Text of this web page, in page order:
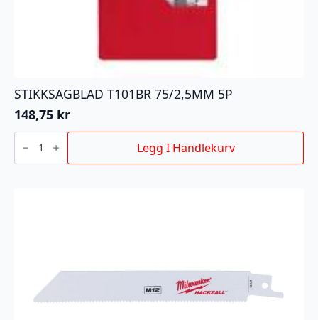
STIKKSAGBLAD T101BR 75/2,5MM 5P
148,75 kr
STIKKSAGBLAD
T101BR
75/2,5MM
5P
Legg I Handlekurv